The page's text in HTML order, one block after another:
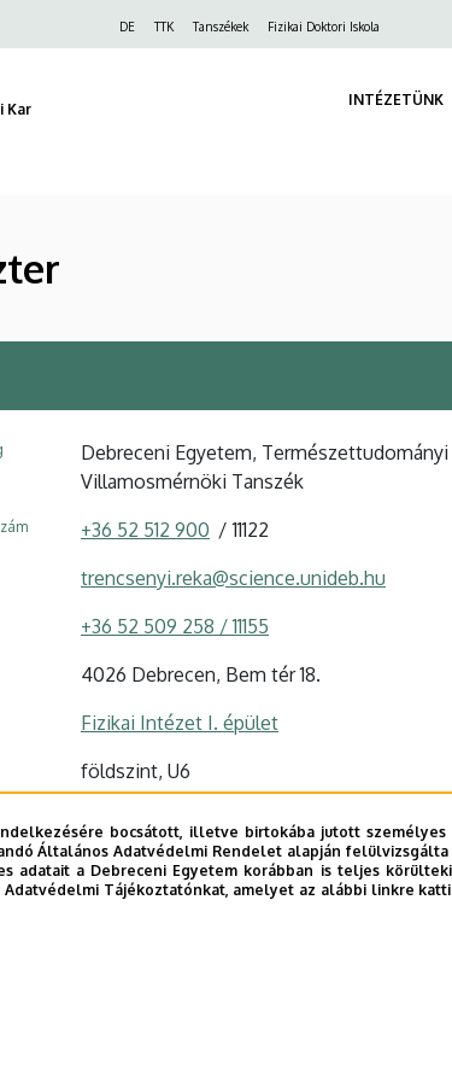
DE TTK Tanszékek Fizikai Doktori Iskola
Kar INTÉZETÜNK
Debreceni Egyetem,
Villamosmérnöki Tanszék
+36 52 512 900 11122
trencsenyi.reka@science.unideb.hu
+36 52 509 258 / 11155
4026 Debrecen, Bem tér 18.
Fizikai Intézet I. épület
földszint, U6
Szervezeti weboldal
Tudóstér profil
bocsátott, illetve birtokába jutott
Általános Adatvédelmi Rendelet alapján
adatait a Debreceni Egyetem korábban is teljes
Adatvédelmi Tájékoztatónkat, amelyet az alábbi linkre